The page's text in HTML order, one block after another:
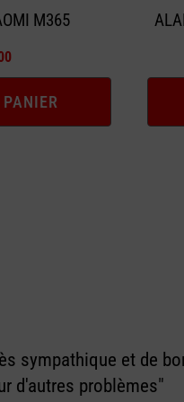
M365
sympathique et de
d'autres problèmes"